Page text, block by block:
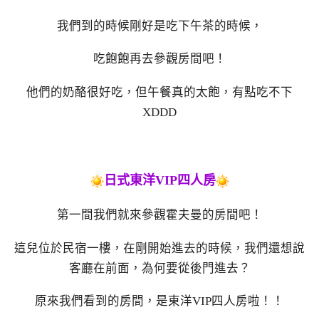
我們到的時候剛好是吃下午茶的時候，
吃飽飽再去參觀房間吧！
他們的奶酪很好吃，但午餐真的太飽，有點吃不下
XDDD
日式東洋VIP四人房
第一間我們就來參觀霍夫曼的房間吧！
這兒位於民宿一樓，在剛開始進去的時候，我們還想說
客廳在前面，為何要從後門進去？
原來我們看到的房間，是東洋VIP四人房啦！！